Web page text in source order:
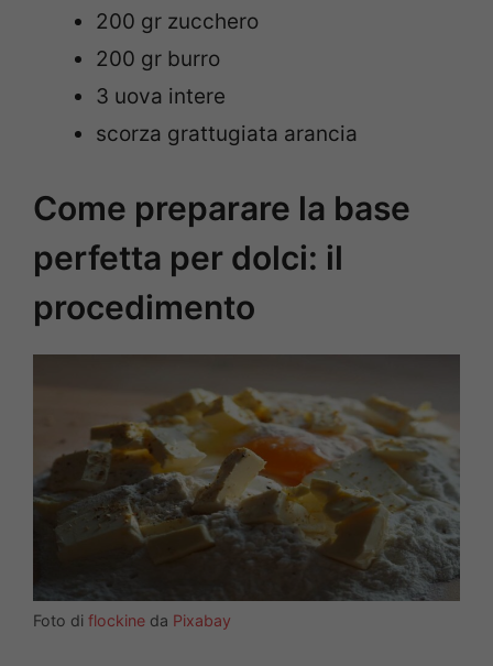
200 gr zucchero
200 gr burro
3 uova intere
scorza grattugiata arancia
Come preparare la base
perfetta per dolci: il
procedimento
Foto di flockine da Pixabay